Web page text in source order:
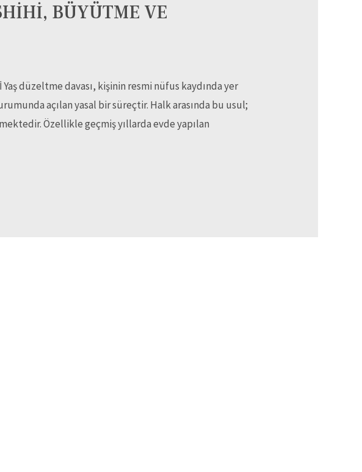
BÜYÜTME VE
Yaş düzeltme davası, kişinin resmi nüfus kaydında yer
açılan yasal bir süreçtir. Halk arasında bu usul;
Özellikle geçmiş yıllarda evde yapılan